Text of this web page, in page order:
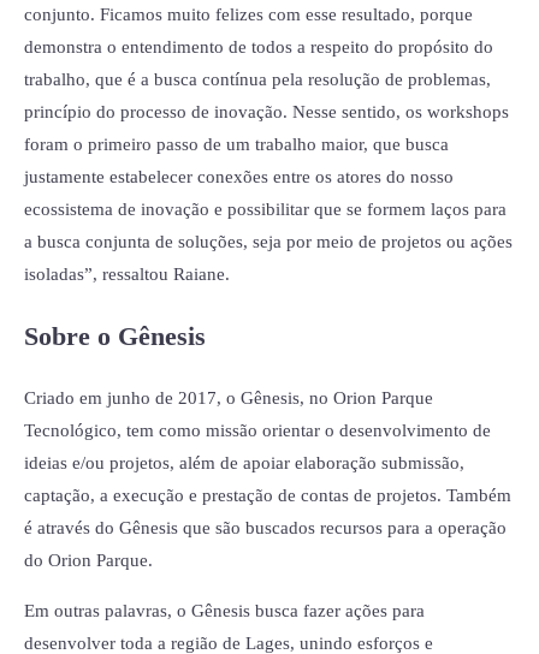
conjunto. Ficamos muito felizes com esse resultado, porque
demonstra o entendimento de todos a respeito do propósito do
trabalho, que é a busca contínua pela resolução de problemas,
princípio do processo de inovação. Nesse sentido, os workshops
foram o primeiro passo de um trabalho maior, que busca
justamente estabelecer conexões entre os atores do nosso
ecossistema de inovação e possibilitar que se formem laços para
a busca conjunta de soluções, seja por meio de projetos ou ações
isoladas”, ressaltou Raiane.
Sobre o Gênesis
Criado em junho de 2017, o Gênesis, no Orion Parque
Tecnológico, tem como missão orientar o desenvolvimento de
ideias e/ou projetos, além de apoiar elaboração submissão,
captação, a execução e prestação de contas de projetos. Também
é através do Gênesis que são buscados recursos para a operação
do Orion Parque.
Em outras palavras, o Gênesis busca fazer ações para
desenvolver toda a região de Lages, unindo esforços e